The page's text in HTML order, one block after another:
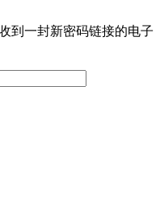
到一封新密码链接的电子